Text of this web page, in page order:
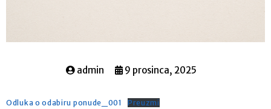
admin 9 prosinca, 2025
Odluka o odabiru ponude_001 Preuzmi